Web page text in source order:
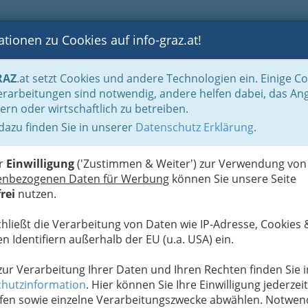
BLOGS FOTOS GASTRONOMIE BRANCHEN
zu Cookies auf info-graz.at!
.at setzt Cookies und andere Technologien ein. Einige
sind notwendig, andere helfen dabei, das
oder wirtschaftlich zu betreiben.
finden Sie in unserer Datenschutz Erklärung.
Einwilligung('Zustimmen & Weiter') zur Verwendung von
Daten für Werbung können Sie unsere Seite
nutzen.
die Verarbeitung von Daten wie IP-Adresse, Cookies
Identifiern außerhalb der EU (u.a. USA) ein.
Verarbeitung Ihrer Daten und Ihren Rechten finden Sie
. Hier können Sie Ihre Einwilligung jederzeit
sowie einzelne Verarbeitungszwecke abwählen.
Fachärztinnen Radiologie